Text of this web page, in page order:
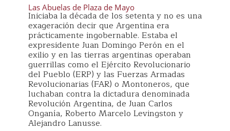
Las Abuelas de Plaza de Mayo
Iniciaba la década de los setenta y no es una
exageración decir que Argentina era
prácticamente ingobernable. Estaba el
expresidente Juan Domingo Perón en el
exilio y en las tierras argentinas operaban
guerrillas como el Ejército Revolucionario
del Pueblo (ERP) y las Fuerzas Armadas
Revolucionarias (FAR) o Montoneros, que
luchaban contra la dictadura denominada
Revolución Argentina, de Juan Carlos
Onganía, Roberto Marcelo Levingston y
Alejandro Lanusse.